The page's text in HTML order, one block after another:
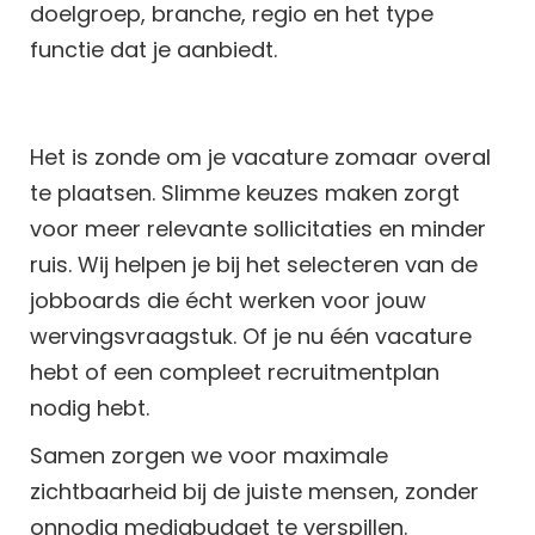
doelgroep, branche, regio en het type
functie dat je aanbiedt.
Het is zonde om je vacature zomaar overal
te plaatsen. Slimme keuzes maken zorgt
voor meer relevante sollicitaties en minder
ruis. Wij helpen je bij het selecteren van de
jobboards die écht werken voor jouw
wervingsvraagstuk. Of je nu één vacature
hebt of een compleet recruitmentplan
nodig hebt.
Samen zorgen we voor maximale
zichtbaarheid bij de juiste mensen, zonder
onnodig mediabudget te verspillen.